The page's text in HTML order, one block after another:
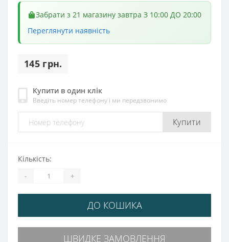
Забрати з 21 магазину завтра З 10:00 ДО 20:00
Переглянути наявність
145 грн.
Купити в один клік
Введіть номер телефону і ми передзвонимо
Купити
Кількість:
- +
ДО КОШИКА
ШВИДКЕ ЗАМОВЛЕННЯ